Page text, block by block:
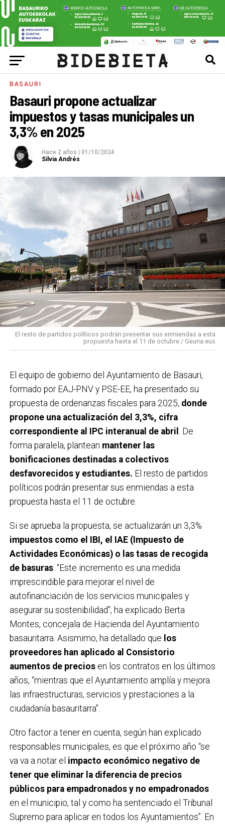
BASAURI
Basauri propone actualizar
impuestos y tasas municipales un
3,3% en 2025
Hace 2 años
01/10/2024
Silvia Andrés
El resto de partidos políticos podrán presentar sus enmiendas a esta
propuesta hasta el 11 de octubre / Geuria.eus
El equipo de gobierno del Ayuntamiento de Basauri,
formado por EAJ-PNV y PSE-EE, ha presentado su
propuesta de ordenanzas fiscales para 2025, donde
propone una actualización del 3,3%, cifra
correspondiente al IPC interanual de abril
. De
forma paralela, plantean mantener las
bonificaciones destinadas a colectivos
desfavorecidos y estudiantes. El resto de partidos
políticos podrán presentar sus enmiendas a esta
propuesta hasta el 11 de octubre.
Si se aprueba la propuesta, se actualizarán un 3,3%
impuestos como el IBI, el IAE (Impuesto de
Actividades Económicas) o las tasas de recogida
de basuras. “Este incremento es una medida
imprescindible para mejorar el nivel de
autofinanciación de los servicios municipales y
asegurar su sostenibilidad”, ha explicado Berta
Montes, concejala de Hacienda del Ayuntamiento
basauritarra. Asismimo, ha detallado que los
proveedores han aplicado al Consistorio
aumentos de preciosen los contratos en los últimos
años, “mientras que el Ayuntamiento amplía y mejora
las infraestructuras, servicios y prestaciones a la
ciudadanía basauritarra”.
Otro factor a tener en cuenta, según han explicado
responsables municipales, es que el próximo año “se
va va a notar el impacto económico negativo de
tener que eliminar la diferencia de precios
públicos para empadronados y no empadronados
en el municipio, tal y como ha sentenciado el Tribunal
Supremo para aplicar en todos los Ayuntamientos”. En